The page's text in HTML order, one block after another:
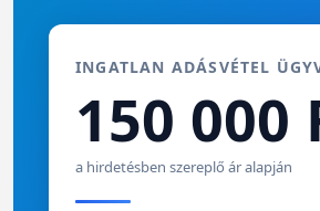
INGATLAN ADÁSVÉTEL
150 000
a hirdetésben szereplő ár alapján